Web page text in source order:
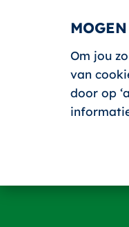
Om jou
van
door op